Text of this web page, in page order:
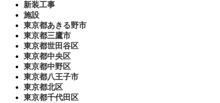
新装工事
施設
東京都あきる野市
東京都三鷹市
東京都世田谷区
東京都中央区
東京都中野区
東京都八王子市
東京都北区
東京都千代田区